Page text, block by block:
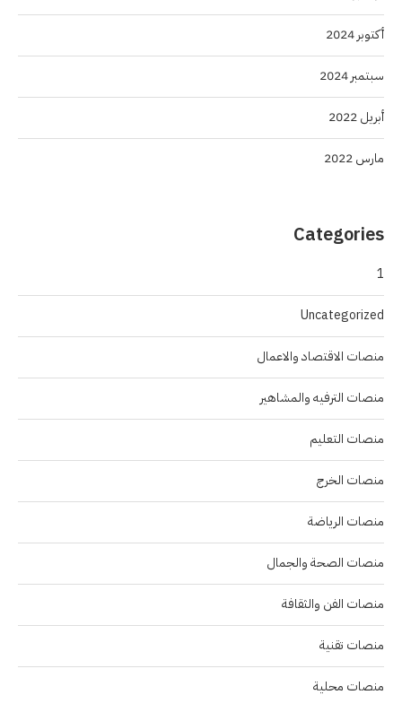
أكتوبر 2024
سبتمبر 2024
أبريل 2022
مارس 2022
Categories
1
Uncategorized
منصات الاقتصاد والاعمال
منصات الترفيه والمشاهير
منصات التعليم
منصات الخرج
منصات الرياضة
منصات الصحة والجمال
منصات الفن والثقافة
منصات تقنية
منصات محلية